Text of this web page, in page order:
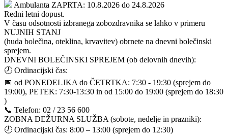
Ambulanta ZAPRTA: 10.8.2026 do 24.8.2026
Redni letni dopust.
V času odsotnosti izbranega zobozdravnika se lahko v primeru
NUJNIH STANJ
(huda bolečina, oteklina, krvavitev) obrnete na dnevni bolečinski
sprejem.
DNEVNI BOLEČINSKI SPREJEM (ob delovnih dnevih):
🕗 Ordinacijski čas:
📅 od PONEDELJKA do ČETRTKA: 7:30 - 19:30 (sprejem do
19:00), PETEK: 7:30-13:30 in od 15:00 do 19:00 (sprejem do 18:30
)
📞 Telefon: 02 / 23 56 600
ZOBNA DEŽURNA SLUŽBA (sobote, nedelje in prazniki):
🕗 Ordinacijski čas: 8:00 – 13:00 (sprejem do 12:30)